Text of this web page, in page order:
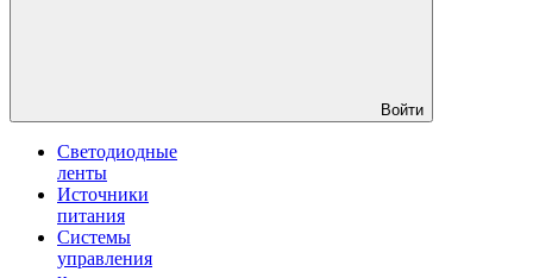
Войти
Светодиодные
ленты
Источники
питания
Системы
управления